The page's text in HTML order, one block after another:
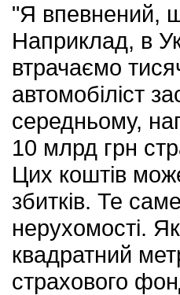
"Я впевнений,
Наприклад, в
втрачаємо
автомобіліст
середньому,
10 млрд грн
Цих коштів
збитків. Те
нерухомості.
квадратний
страхового